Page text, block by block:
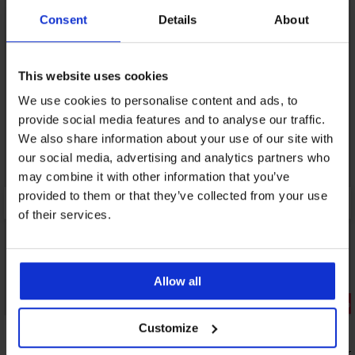
Consent Details About
This website uses cookies
We use cookies to personalise content and ads, to
provide social media features and to analyse our traffic.
We also share information about your use of our site with
our social media, advertising and analytics partners who
may combine it with other information that you’ve
provided to them or that they’ve collected from your use
of their services.
Allow all
Customize
Zľava -20%
Zľava -30%